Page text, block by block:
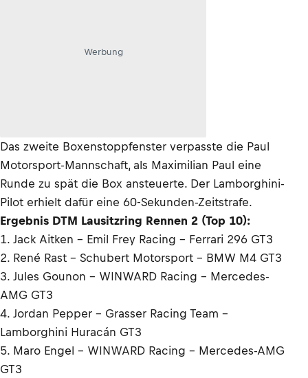
Werbung
Das zweite Boxenstoppfenster verpasste die Paul
Motorsport-Mannschaft, als Maximilian Paul eine
Runde zu spät die Box ansteuerte. Der Lamborghini-
Pilot erhielt dafür eine 60-Sekunden-Zeitstrafe.
Ergebnis DTM Lausitzring Rennen 2 (Top 10):
1. Jack Aitken – Emil Frey Racing – Ferrari 296 GT3
2. René Rast – Schubert Motorsport – BMW M4 GT3
3. Jules Gounon – WINWARD Racing – Mercedes-
AMG GT3
4. Jordan Pepper - Grasser Racing Team -
Lamborghini Huracán GT3
5. Maro Engel – WINWARD Racing – Mercedes-AMG
GT3